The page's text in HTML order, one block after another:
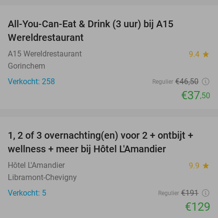
All-You-Can-Eat & Drink (3 uur) bij A15
Wereldrestaurant
A15 Wereldrestaurant 9.4 star
Gorinchem
Verkocht: 258
Regulier €46,50
€37,50
32%
TODAY
1, 2 of 3 overnachting(en) voor 2 + ontbijt +
wellness + meer bij Hôtel L'Amandier
Hôtel L'Amandier 9.9 star
Libramont-Chevigny
Verkocht: 5
Regulier €191
€129